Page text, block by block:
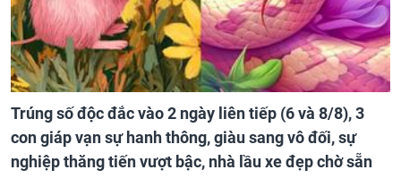
Trúng số độc đắc vào 2 ngày liên tiếp (6 và 8/8), 3
con giáp vạn sự hanh thông, giàu sang vô đối, sự
nghiệp thăng tiến vượt bậc, nhà lầu xe đẹp chờ sẵn